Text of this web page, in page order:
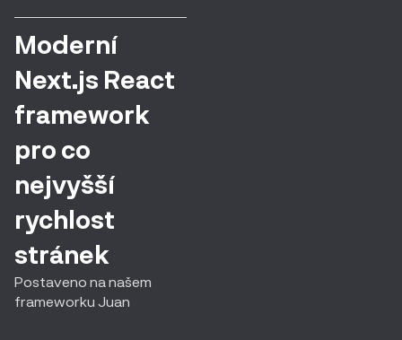
Moderní
Next.js React
framework
pro co
nejvyšší
rychlost
stránek
Postaveno na našem
frameworku Juan